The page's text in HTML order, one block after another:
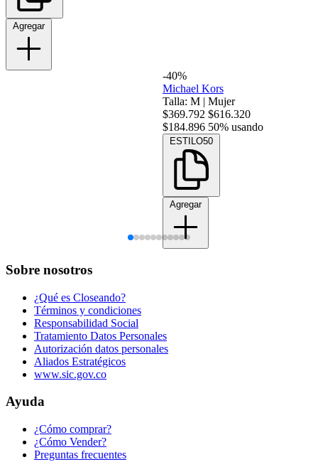
Agregar
-40%
Michael Kors
Talla: M | Mujer
$369.792 $616.320
$184.896 50% usando
ESTILO50
Agregar
Sobre nosotros
¿Qué es Closeando?
Términos y condiciones
Responsabilidad Social
Tratamiento Datos Personales
Autorización datos personales
Aliados Estratégicos
www.sic.gov.co
Ayuda
¿Cómo comprar?
¿Cómo Vender?
Preguntas frecuentes